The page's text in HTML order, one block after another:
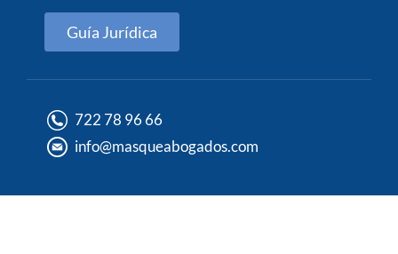
Guía Jurídica
722 78 96 66
info@masqueabogados.com